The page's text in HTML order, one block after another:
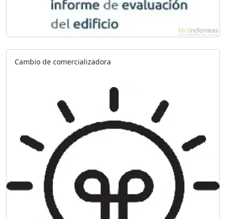
Cambio de comercializadora